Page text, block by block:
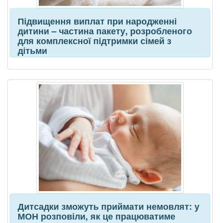
Підвищення виплат при народженні
дитини – частина пакету, розробленого
для комплексної підтримки сімей з
дітьми
Дитсадки зможуть приймати немовлят: у
МОН розповіли, як це працюватиме